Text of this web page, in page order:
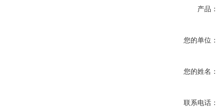
产品：
您的单位：
您的姓名：
联系电话：